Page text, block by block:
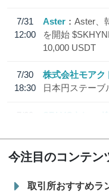
7/31
12:00
Aster
Aster、
を開始
10,000 USDT
7/30
18:30
株式会社モアク
日本円ステー
7/29
SBI VCトレー
今注目のコンテン
取引所おすすめラ